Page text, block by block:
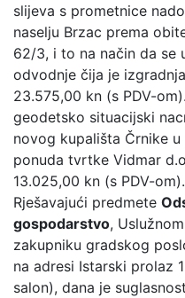
slijeva s prometnice
naselju Brzac prema
62/3, i to na način da se
odvodnje čija je
23.575,00 kn (s PDV-
geodetsko situacijski
novog kupališta Črnike
ponuda tvrtke Vidmar
13.025,00 kn (s PDV-om).
Rješavajući predmete
gospodarstvo,
zakupniku gradskog
na adresi Istarski prolaz
salon), dana je